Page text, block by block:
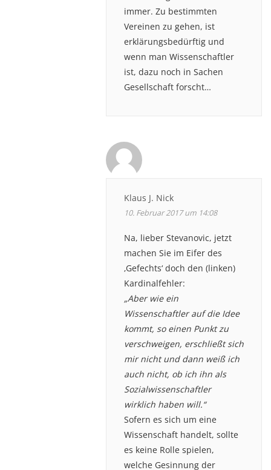
immer. Zu bestimmten
Vereinen zu gehen, ist
erklärungsbedürftig und
wenn man Wissenschaftler
ist, dazu noch in Sachen
Gesellschaft forscht…
Klaus J. Nick
10. Februar 2017 um 14:08
Na, lieber Stevanovic, jetzt
machen Sie im Eifer des
‚Gefechts‘ doch den (linken)
Kardinalfehler:
„Aber wie ein
Wissenschaftler auf die Idee
kommt, so einen Punkt zu
verschweigen, erschließt sich
mir nicht und dann weiß ich
auch nicht, ob ich ihn als
Sozialwissenschaftler
wirklich haben will.“
Sofern es sich um eine
Wissenschaft handelt, sollte
es keine Rolle spielen,
welche Gesinnung der